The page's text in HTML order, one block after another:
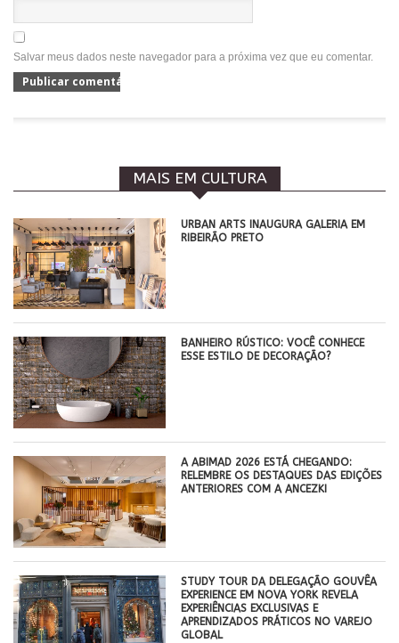
Salvar meus dados neste navegador para a próxima vez que eu comentar.
MAIS EM CULTURA
​URBAN ARTS INAUGURA GALERIA EM
RIBEIRÃO PRETO
BANHEIRO RÚSTICO: VOCÊ CONHECE
ESSE ESTILO DE DECORAÇÃO?
A ABIMAD 2026 ESTÁ CHEGANDO:
RELEMBRE OS DESTAQUES DAS EDIÇÕES
ANTERIORES COM A ANCEZKI
STUDY TOUR DA DELEGAÇÃO GOUVÊA
EXPERIENCE EM NOVA YORK REVELA
EXPERIÊNCIAS EXCLUSIVAS E
APRENDIZADOS PRÁTICOS NO VAREJO
GLOBAL